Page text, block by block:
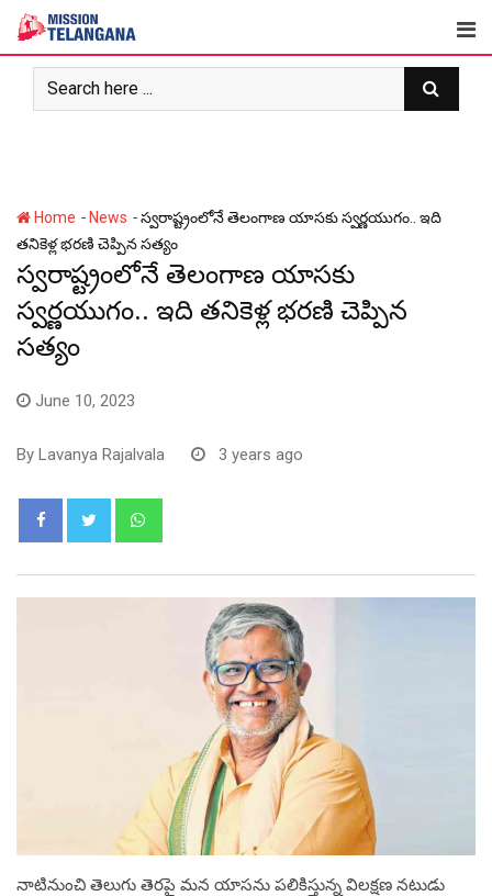
Skip
content
Home - News -స్వ‌రాష్ట్రంలోనే తెలంగాణ యాస‌కు స్వ‌ర్ణ‌యుగం.. ఇది
త‌నికెళ్ల భ‌ర‌ణి చెప్పిన స‌త్యం
స్వ‌రాష్ట్రంలోనే తెలంగాణ యాస‌కు
స్వ‌ర్ణ‌యుగం.. ఇది త‌నికెళ్ల భ‌ర‌ణి చెప్పిన
స‌త్యం
June 10, 2023
By Lavanya Rajalvala 3 years ago
నాటినుంచి తెలుగు తెర‌పై మ‌న యాస‌ను ప‌లికిస్తున్న విల‌క్ష‌ణ న‌టుడు